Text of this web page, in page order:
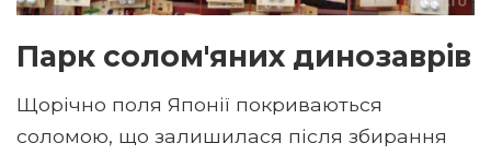
Парк солом'яних динозаврів
Щорічно поля Японії покриваються
соломою, що залишилася після збирання